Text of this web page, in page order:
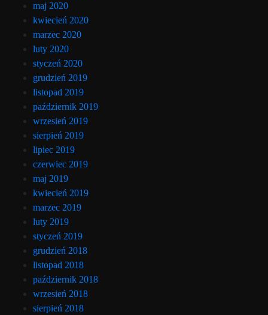
maj 2020
kwiecień 2020
marzec 2020
luty 2020
styczeń 2020
grudzień 2019
listopad 2019
październik 2019
wrzesień 2019
sierpień 2019
lipiec 2019
czerwiec 2019
maj 2019
kwiecień 2019
marzec 2019
luty 2019
styczeń 2019
grudzień 2018
listopad 2018
październik 2018
wrzesień 2018
sierpień 2018